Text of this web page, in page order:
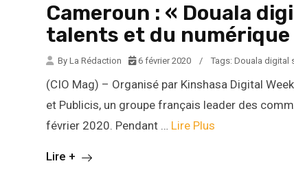
Cameroun : « Douala
talents et du numérique
By La Rédaction 6 février 2020 / Tags: Douala digital
(CIO Mag) – Organisé par Kinshasa Digital
et Publicis, un groupe français leader des
février 2020. Pendant … Lire Plus
Lire +